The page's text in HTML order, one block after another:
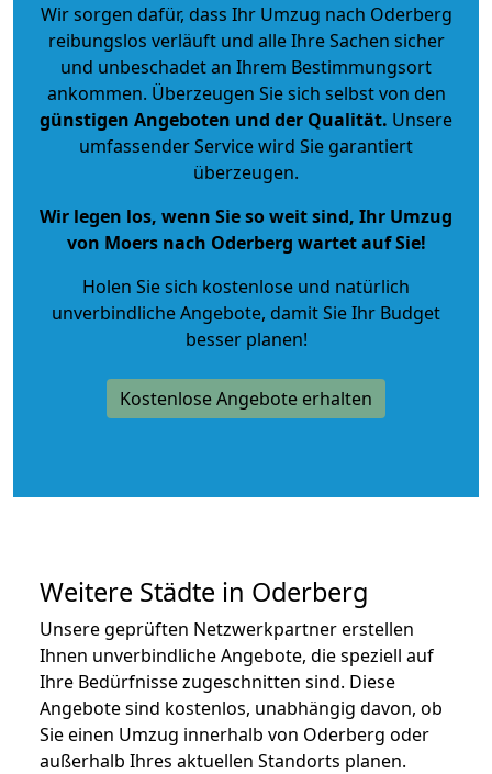
Wir sorgen dafür, dass Ihr Umzug nach Oderberg
reibungslos verläuft und alle Ihre Sachen sicher
und unbeschadet an Ihrem Bestimmungsort
ankommen. Überzeugen Sie sich selbst von den
günstigen Angeboten und der Qualität. Unsere
umfassender Service wird Sie garantiert
überzeugen.
Wir legen los, wenn Sie so weit sind, Ihr Umzug
von Moers nach Oderberg wartet auf Sie!
Holen Sie sich kostenlose und natürlich
unverbindliche Angebote, damit Sie Ihr Budget
besser planen!
Kostenlose Angebote erhalten
Weitere Städte in Oderberg
Unsere geprüften Netzwerkpartner erstellen
Ihnen unverbindliche Angebote, die speziell auf
Ihre Bedürfnisse zugeschnitten sind. Diese
Angebote sind kostenlos, unabhängig davon, ob
Sie einen Umzug innerhalb von Oderberg oder
außerhalb Ihres aktuellen Standorts planen.